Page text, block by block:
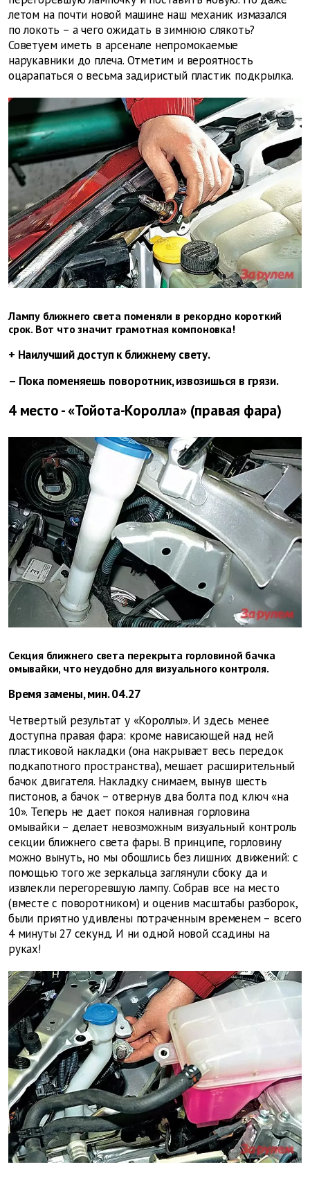
летом на почти новой машине наш механик измазался
по локоть – а чего ожидать в зимнюю слякоть?
Советуем иметь в арсенале непромокаемые
нарукавники до плеча. Отметим и вероятность
оцарапаться о весьма задиристый пластик подкрылка.
Лампу ближнего света поменяли в рекордно короткий
срок. Вот что значит грамотная компоновка!
+ Наилучший доступ к ближнему свету.
– Пока поменяешь поворотник, извозишься в грязи.
4 место - «Тойота-Королла» (правая фара)
Секция ближнего света перекрыта горловиной бачка
омывайки, что неудобно для визуального контроля.
Время замены, мин. 04.27
Четвертый результат у «Короллы». И здесь менее
доступна правая фара: кроме нависающей над ней
пластиковой накладки (она накрывает весь передок
подкапотного пространства), мешает расширительный
бачок двигателя. Накладку снимаем, вынув шесть
пистонов, а бачок – отвернув два болта под ключ «на
10». Теперь не дает покоя наливная горловина
омывайки – делает невозможным визуальный контроль
секции ближнего света фары. В принципе, горловину
можно вынуть, но мы обошлись без лишних движений: с
помощью того же зеркальца заглянули сбоку да и
извлекли перегоревшую лампу. Собрав все на место
(вместе с поворотником) и оценив масштабы разборок,
были приятно удивлены потраченным временем – всего
4 минуты 27 секунд. И ни одной новой ссадины на
руках!